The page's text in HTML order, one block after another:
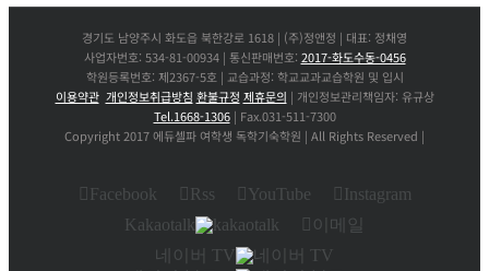
경기도 남양주시 화도읍 북한강로 1618 | (주)정앤정 | 대표: 정채영
사업자번호: 534-81-00934 | 통신판매번호: 2017-화도수동-0456
학원등록번호: 제2367-5호 | 교습과정: 학교교과교습학원 및 입시
이용약관 개인정보취급방침 환불규정 제휴문의 | 개인정보관리책임자: 유규상
Tel.1668-1306| Fax.031-511-7300
Copyright 2017 에듀셀파 여학생 독학기숙학원 | All Rights Reserved |
Facebook Rss YouTube
Instagram
Kakaotalk
이메일
네이버 TV